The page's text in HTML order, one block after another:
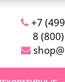
+7
8